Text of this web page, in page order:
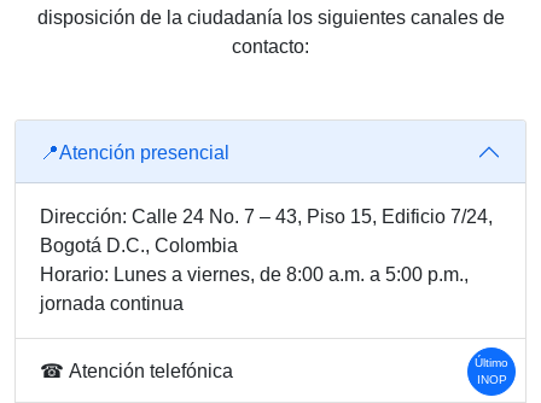
Último
INOP
disposición de la ciudadanía los siguientes canales de
contacto:
📍Atención presencial
Dirección: Calle 24 No. 7 – 43, Piso 15, Edificio 7/24,
Bogotá D.C., Colombia
Horario: Lunes a viernes, de 8:00 a.m. a 5:00 p.m.,
jornada continua
☎ Atención telefónica